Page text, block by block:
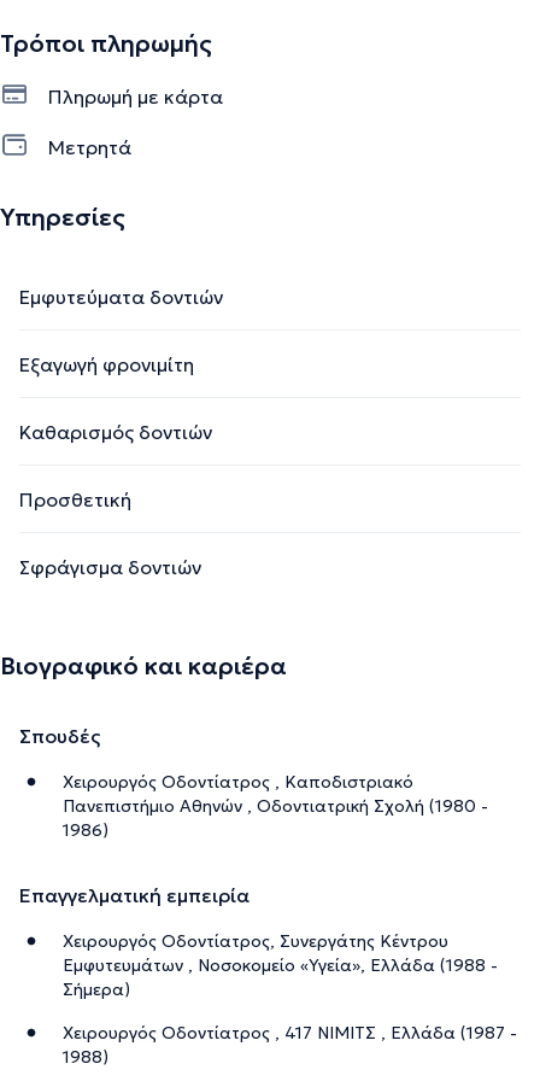
Τρόποι πληρωμής
Πληρωμή με κάρτα
Μετρητά
Υπηρεσίες
Εμφυτεύματα δοντιών
Εξαγωγή φρονιμίτη
Καθαρισμός δοντιών
Προσθετική
Σφράγισμα δοντιών
Βιογραφικό και καριέρα
Σπουδές
Χειρουργός Οδοντίατρος , Καποδιστριακό
Πανεπιστήμιο Αθηνών , Οδοντιατρική Σχολή (1980 -
1986)
Επαγγελματική εμπειρία
Χειρουργός Οδοντίατρος, Συνεργάτης Κέντρου
Εμφυτευμάτων , Νοσοκομείο «Υγεία», Ελλάδα (1988 -
Σήμερα)
Χειρουργός Οδοντίατρος , 417 ΝΙΜΙΤΣ , Ελλάδα (1987 -
1988)